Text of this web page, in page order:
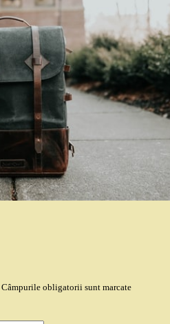
Câmpurile obligatorii sunt marcate